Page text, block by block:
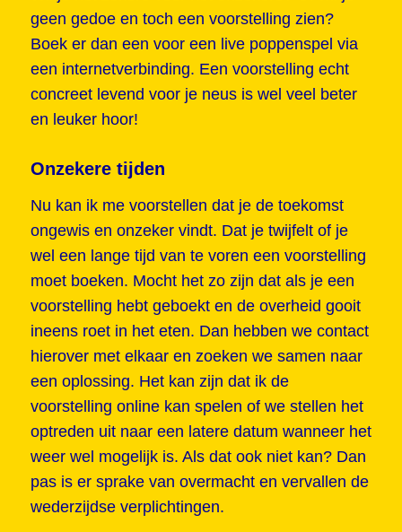
geen gedoe en toch een voorstelling zien?
Boek er dan een voor een live poppenspel via
een internetverbinding. Een voorstelling echt
concreet levend voor je neus is wel veel beter
en leuker hoor!
Onzekere tijden
Nu kan ik me voorstellen dat je de toekomst
ongewis en onzeker vindt. Dat je twijfelt of je
wel een lange tijd van te voren een voorstelling
moet boeken. Mocht het zo zijn dat als je een
voorstelling hebt geboekt en de overheid gooit
ineens roet in het eten. Dan hebben we contact
hierover met elkaar en zoeken we samen naar
een oplossing. Het kan zijn dat ik de
voorstelling online kan spelen of we stellen het
optreden uit naar een latere datum wanneer het
weer wel mogelijk is. Als dat ook niet kan? Dan
pas is er sprake van overmacht en vervallen de
wederzijdse verplichtingen.